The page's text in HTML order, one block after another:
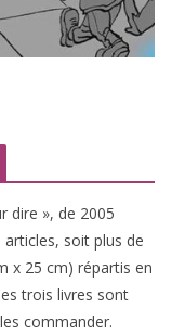
dire », de 2005
articles, soit plus de
x 25 cm) répar­tis en
trois livres sont
commander.